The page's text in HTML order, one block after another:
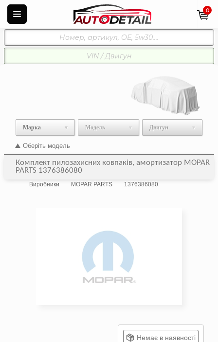
0
Марка Модель Двигун
Оберіть модель
Комплект пилозахисних ковпаків, амортизатор MOPAR
PARTS 1376386080
Виробники MOPAR PARTS 1376386080
Немає в наявності